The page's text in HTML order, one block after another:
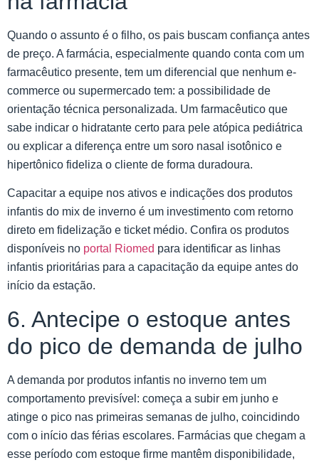
Quando o assunto é o filho, os pais buscam confiança antes
de preço. A farmácia, especialmente quando conta com um
farmacêutico presente, tem um diferencial que nenhum e-
commerce ou supermercado tem: a possibilidade de
orientação técnica personalizada. Um farmacêutico que
sabe indicar o hidratante certo para pele atópica pediátrica
ou explicar a diferença entre um soro nasal isotônico e
hipertônico fideliza o cliente de forma duradoura.
Capacitar a equipe nos ativos e indicações dos produtos
infantis do mix de inverno é um investimento com retorno
direto em fidelização e ticket médio. Confira os produtos
disponíveis no portal Riomed para identificar as linhas
infantis prioritárias para a capacitação da equipe antes do
início da estação.
6. Antecipe o estoque antes
do pico de demanda de julho
A demanda por produtos infantis no inverno tem um
comportamento previsível: começa a subir em junho e
atinge o pico nas primeiras semanas de julho, coincidindo
com o início das férias escolares. Farmácias que chegam a
esse período com estoque firme mantêm disponibilidade,